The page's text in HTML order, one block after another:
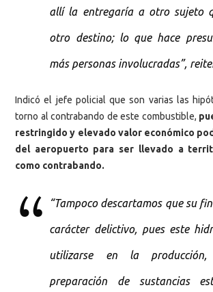
allí la entregaría a otro sujeto
otro destino; lo que hace
más personas involucradas”,
Indicó el jefe policial que son varias las
torno al contrabando de este combustible,
restringido y elevado valor económico
del aeropuerto para ser llevado a
como contrabando.
“Tampoco descartamos que su
carácter delictivo, pues este
utilizarse en la
preparación de sustancias